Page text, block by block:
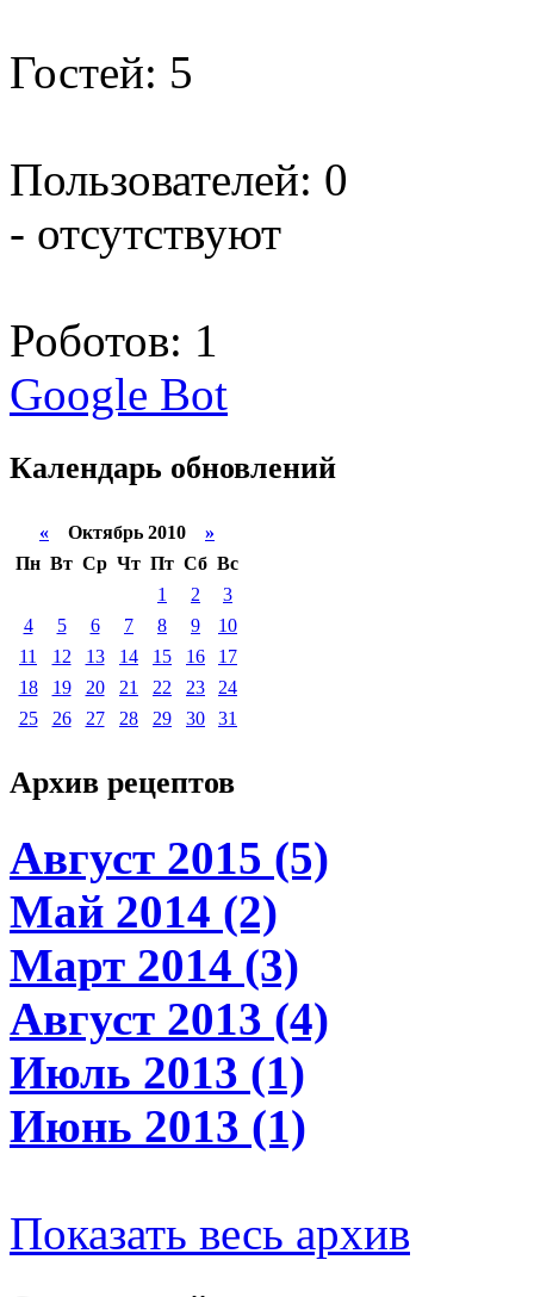
Гостей: 5
Пользователей: 0
- отсутствуют
Роботов: 1
Google Bot
Календарь обновлений
« Октябрь 2010 »
Пн Вт Ср Чт Пт Сб Вс
1
2
3
4
5 6 7 8 9
10
11
12 13 14 15 16
17
18
19 20 21 22 23
24
25
26 27 28 29 30 31
Архив рецептов
Август 2015 (5)
Май 2014 (2)
Март 2014 (3)
Август 2013 (4)
Июль 2013 (1)
Июнь 2013 (1)
Показать весь архив